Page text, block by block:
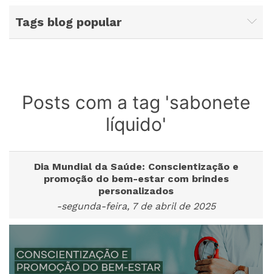
Tags blog popular
Posts com a tag 'sabonete
líquido'
Dia Mundial da Saúde: Conscientização e
promoção do bem-estar com brindes
personalizados
-segunda-feira, 7 de abril de 2025